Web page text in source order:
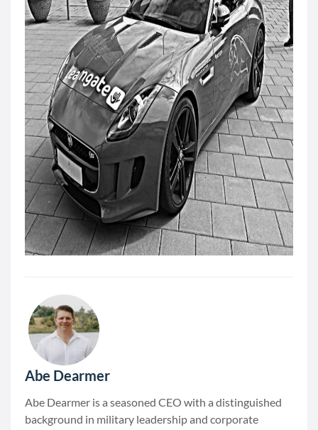
Abe Dearmer
Abe Dearmer is a seasoned CEO with a distinguished
background in military leadership and corporate